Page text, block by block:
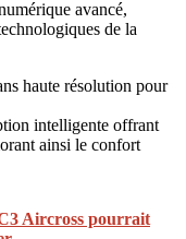
avancé,
de la
haute résolution pour
intelligente offrant
ainsi le confort
Aircross pourrait